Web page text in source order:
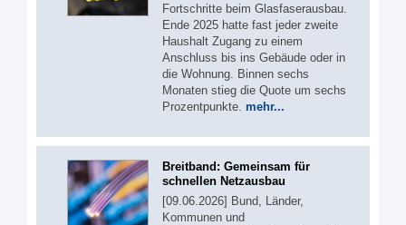
Fortschritte beim Glasfaserausbau.
Ende 2025 hatte fast jeder zweite
Haushalt Zugang zu einem
Anschluss bis ins Gebäude oder in
die Wohnung. Binnen sechs
Monaten stieg die Quote um sechs
Prozentpunkte. mehr...
Breitband: Gemeinsam für
schnellen Netzausbau
[09.06.2026] Bund, Länder,
Kommunen und